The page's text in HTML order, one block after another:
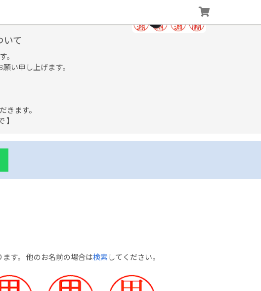
いて
。
い申し上げます。
きます。
】
す。 他のお名前の場合は検索してください。